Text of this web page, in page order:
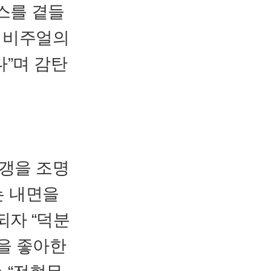
를 곁들
주얼의
”며 감탄
을 조명
내면을
자 “덕분
좋아한